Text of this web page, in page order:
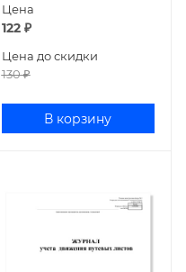
Цена
122₽
Цена до скидки
130₽
В корзину